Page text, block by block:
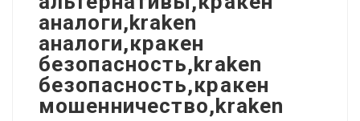
аналоги,kraken
аналоги,кракен
безопасность,kraken
безопасность,кракен
мошенничество,kraken